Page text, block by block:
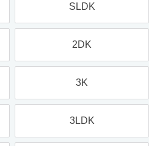
SLDK
2DK
3K
3LDK